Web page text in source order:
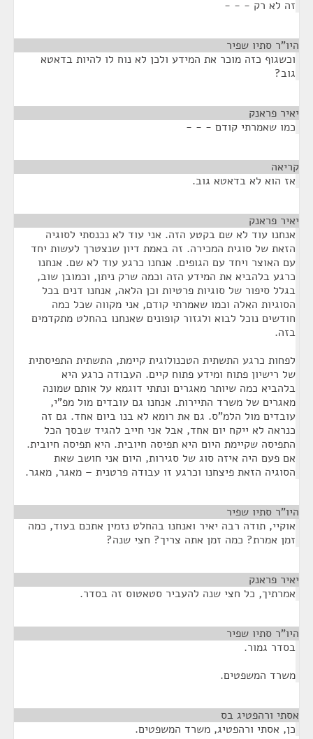
זה לא רק - - -
היו"ר סתיו שפיר
וכשגוף כזה מוכר את המידע ולכן לא נוח לו להיות בדאטא
גוב?
יאיר פראנק
כמו שאמרתי קודם - - -
קריאה
אז הוא לא בדאטא גוב.
יאיר פראנק
אנחנו עוד לא שם בקטע הזה. אני עוד לא נכנסתי לסוגיה
הזאת של סוגית המכירה. זה באמת דיון שנצטרך לעשות יחד
עם האוצר ויחד עם הגופים. אנחנו כרגע עוד לא שם. אנחנו
כרגע בלהביא את המידע הזה וכמה שרק ניתן, וכמובן שוב,
בגלל סיפור של סוגיות פרטיות וכן הלאה, אנחנו דנים בכל
הסוגיות האלה וכמו שאמרתי קודם, אני מקווה שכל כמה
חודשים נוכל לבוא ולגזור קופונים שאנחנו בהחלט מתקדמים
בזה.
לפחות כרגע התשתית הטכנולוגית קיימת, התשתית התפיסתית
של רישיון פתוח ומידע פתוח קיים. העבודה כרגע היא
בלהביא כמה שיותר מאגרים ונתתי דוגמא על אותם שמונה
מאגרים של משרד התיירות. אנחנו גם עובדים מול מפ"י,
עובדים מול הלמ"ס. גם את רומא לא בנו ביום אחד. גם זה
כנראה לא ייקח יום אחד, אבל אני חייב להגיד שבסך הכל
התפיסה שקיימת היום היא תפיסה חיובית. היא תפיסה חיובית.
אם פעם היה איזה סוג של סגירות, היום אני חושב שאת
הסוגיה הזאת פיצחנו וכרגע זו עבודה פרטנית – מאגר, מאגר.
היו"ר סתיו שפיר
אוקיי, תודה רבה יאיר ואנחנו בהחלט נזמין אתכם בעוד, כמה
זמן אמרת? כמה זמן אתה צריך? חצי שנה?
יאיר פראנק
אמרתיך, כל חצי שנה להעביר סטאטוס זה בסדר.
היו"ר סתיו שפיר
בסדר גמור.
משרד המשפטים.
אסתי ורהפטיג בס
כן, אסתי ורהפטיג, משרד המשפטים.